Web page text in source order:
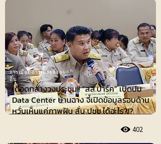
เดือดกลางวงประชุม!! “สส.ปาร์ค” เปิดปม
Data Center บ้านฉาง จี้เปิดข้อมูลรอบด้าน
หวั่นเห็นแค่ภาพฝัน ลั่น ปชช.ได้อะไร?!?
402
การเมือง-การเมืองท้อง
ถิ่น